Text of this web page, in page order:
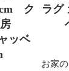
ク
ッベ
ラグ
お家